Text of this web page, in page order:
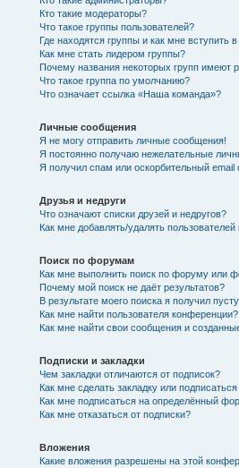
Кто такие модераторы?
Что такое группы пользователей?
Где находятся группы и как мне вступить
Как мне стать лидером группы?
Почему названия некоторых групп имеют
Что такое группа по умолчанию?
Что означает ссылка «Наша команда»?
Личные сообщения
Я не могу отправить личные сообщения!
Я постоянно получаю нежелательные
Я получил спам или оскорбительный email
Друзья и недруги
Что означают списки друзей и недругов?
Как мне добавлять/удалять
Поиск по форумам
Как мне выполнить поиск по форуму или
Почему мой поиск не даёт результатов?
В результате моего поиска я получил
Как мне найти пользователя конференции?
Как мне найти свои сообщения и
Подписки и закладки
Чем закладки отличаются от подписок?
Как мне сделать закладку или
Как мне подписаться на определённый
Как мне отказаться от подписки?
Вложения
Какие вложения разрешены на этой